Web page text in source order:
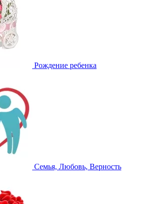
Рождение ребенка
Семья, Любовь, Верность